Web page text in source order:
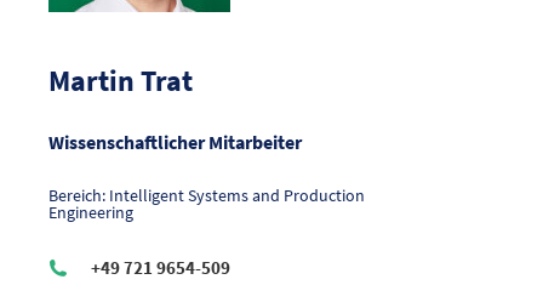
Martin Trat
Wissenschaftlicher Mitarbeiter
Bereich: Intelligent Systems and Production
Engineering ​
+49 721 9654-509